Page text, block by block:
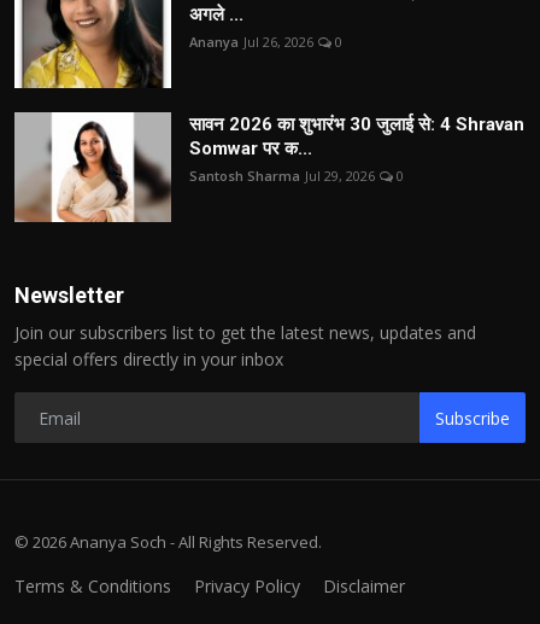
अगले ...
Ananya Jul 26, 2026 0
सावन 2026 का शुभारंभ 30 जुलाई से: 4 Shravan
Somwar पर क...
Santosh Sharma Jul 29, 2026 0
Newsletter
Join our subscribers list to get the latest news, updates and
special offers directly in your inbox
Subscribe
© 2026 Ananya Soch - All Rights Reserved.
Terms & Conditions Privacy Policy Disclaimer